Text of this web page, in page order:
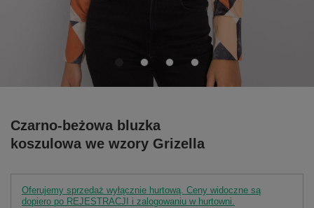
Czarno-beżowa bluzka
koszulowa we wzory Grizella
Oferujemy sprzedaż wyłącznie hurtową. Ceny widoczne są
dopiero po REJESTRACJI i zalogowaniu w hurtowni.